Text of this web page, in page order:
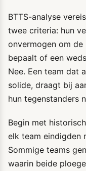
BTTS-analyse
twee criteria: hun
onvermogen om
bepaalt of een
Nee. Een team dat
solide, draagt bij
hun tegenstanders
Begin met
elk team eindigden
Sommige teams
waarin beide